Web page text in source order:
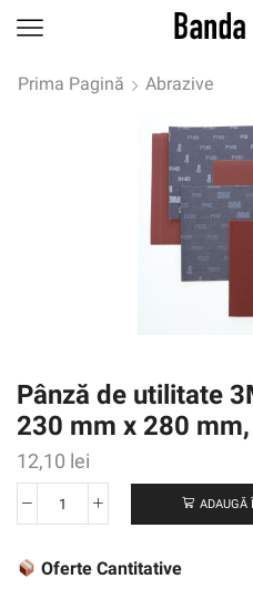
Prima Pagină Abrazive
Pânză de utilitate
230 mm x 280
12,10 lei
Cantitate
de
ADAUGĂ
Oferte Cantitative